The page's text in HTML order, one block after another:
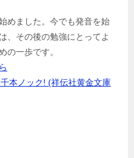
めました。今でも発音を始
、その後の勉強にとってよ
の一歩です。
本ノック! (祥伝社黄金文庫